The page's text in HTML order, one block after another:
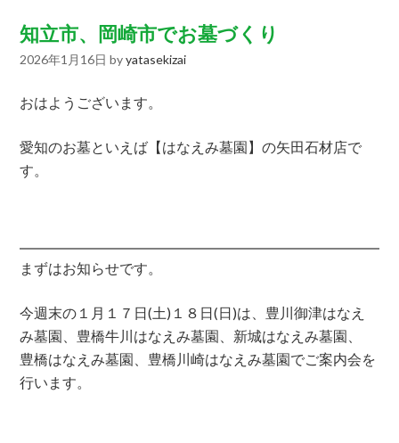
知立市、岡崎市でお墓づくり
2026年1月16日 byyatasekizai
おはようございます。
愛知のお墓といえば【はなえみ墓園】の矢田石材店で
す。
まずはお知らせです。
今週末の１月１７日(土)１８日(日)は、豊川御津はなえ
み墓園、豊橋牛川はなえみ墓園、新城はなえみ墓園、
豊橋はなえみ墓園、豊橋川崎はなえみ墓園でご案内会を
行います。